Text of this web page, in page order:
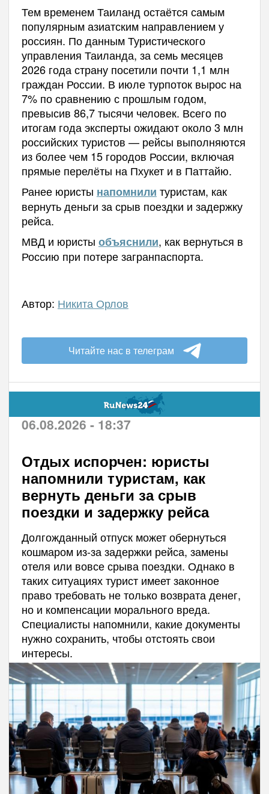
Тем временем Таиланд остаётся самым
популярным азиатским направлением у
россиян. По данным Туристического
управления Таиланда, за семь месяцев
2026 года страну посетили почти 1,1 млн
граждан России. В июле турпоток вырос на
7% по сравнению с прошлым годом,
превысив 86,7 тысячи человек. Всего по
итогам года эксперты ожидают около 3 млн
российских туристов — рейсы выполняются
из более чем 15 городов России, включая
прямые перелёты на Пхукет и в Паттайю.
Ранее юристы напомнили туристам, как
вернуть деньги за срыв поездки и задержку
рейса.
МВД и юристы объяснили, как вернуться в
Россию при потере загранпаспорта.
Автор: Никита Орлов
Читайте нас в телеграм
06.08.2026 - 18:37
Отдых испорчен: юристы
напомнили туристам, как
вернуть деньги за срыв
поездки и задержку рейса
Долгожданный отпуск может обернуться
кошмаром из-за задержки рейса, замены
отеля или вовсе срыва поездки. Однако в
таких ситуациях турист имеет законное
право требовать не только возврата денег,
но и компенсации морального вреда.
Специалисты напомнили, какие документы
нужно сохранить, чтобы отстоять свои
интересы.